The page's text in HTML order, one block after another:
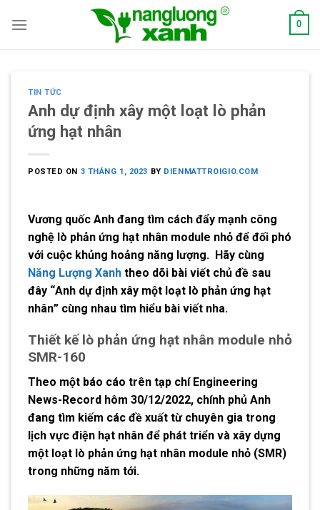
0
TIN TỨC
Anh dự định xây một loạt lò phản
ứng hạt nhân
POSTED ON 3 THÁNG 1, 2023 BY DIENMATTROIGIO.COM
Vương quốc Anh đang tìm cách đẩy mạnh công
nghệ lò phản ứng hạt nhân module nhỏ để đối phó
với cuộc khủng hoảng năng lượng. Hãy cùng
Năng Lượng Xanh theo dõi bài viết chủ đề sau
đây “Anh dự định xây một loạt lò phản ứng hạt
nhân” cùng nhau tìm hiểu bài viết nha.
Thiết kế lò phản ứng hạt nhân module nhỏ
SMR-160
Theo một báo cáo trên tạp chí Engineering
News-Record hôm 30/12/2022, chính phủ Anh
đang tìm kiếm các đề xuất từ chuyên gia trong
lịch vực điện hạt nhân để phát triển và xây dựng
một loạt lò phản ứng hạt nhân module nhỏ (SMR)
trong những năm tới.